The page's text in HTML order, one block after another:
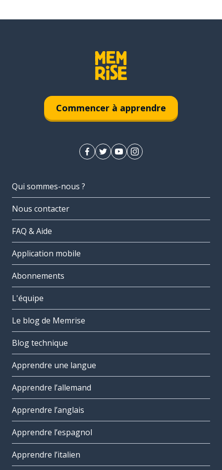
Commencer à apprendre
Qui sommes-nous ?
Nous contacter
FAQ & Aide
Application mobile
Abonnements
L'équipe
Le blog de Memrise
Blog technique
Apprendre une langue
Apprendre l’allemand
Apprendre l’anglais
Apprendre l’espagnol
Apprendre l’italien